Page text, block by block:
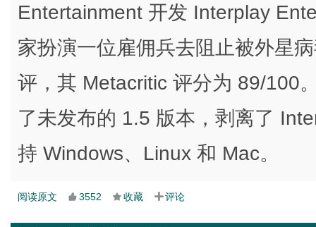
Entertainment 开发 Interplay
家扮演一位雇佣兵去阻止被外星
评，其 Metacritic 评分为 89/100
了未发布的 1.5 版本，剥离了
持 Windows、Linux 和 Mac。
阅读原文 3552 收藏 评论